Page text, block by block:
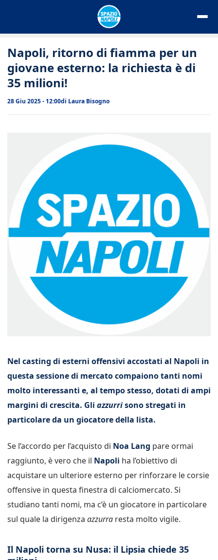
Napoli, ritorno di fiamma per un
giovane esterno: la richiesta è di
35 milioni!
28 Giu 2025 - 12:00di Laura Bisogno
Nel casting di esterni offensivi accostati al Napoli in
questa sessione di mercato compaiono tanti nomi
molto interessanti e, al tempo stesso, dotati di ampi
margini di crescita. Gli azzurrisono stregati in
particolare da un giocatore della lista.
Se l’accordo per l’acquisto di Noa Lang pare ormai
raggiunto, è vero che il Napoli ha l’obiettivo di
acquistare un ulteriore esterno per rinforzare le corsie
offensive in questa finestra di calciomercato. Si
studiano tanti nomi, ma c’è un giocatore in particolare
sul quale la dirigenza azzurra resta molto vigile.
Il Napoli torna su Nusa: il Lipsia chiede 35